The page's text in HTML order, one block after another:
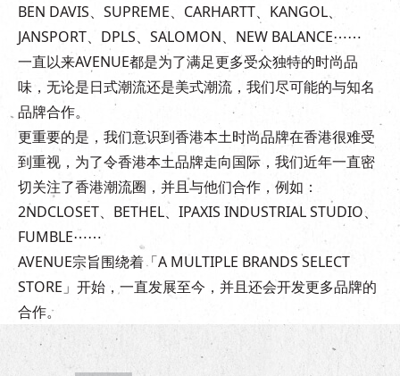
BEN DAVIS、SUPREME、CARHARTT、KANGOL、
JANSPORT、DPLS、SALOMON、NEW BALANCE⋯⋯
一直以来AVENUE都是为了满足更多受众独特的时尚品
味，无论是日式潮流还是美式潮流，我们尽可能的与知名
品牌合作。
更重要的是，我们意识到香港本土时尚品牌在香港很难受
到重视，为了令香港本土品牌走向国际，我们近年一直密
切关注了香港潮流圈，并且与他们合作，例如：
2NDCLOSET、BETHEL、IPAXIS INDUSTRIAL STUDIO、
FUMBLE⋯⋯
AVENUE宗旨围绕着「A MULTIPLE BRANDS SELECT
STORE」开始，一直发展至今，并且还会开发更多品牌的
合作。